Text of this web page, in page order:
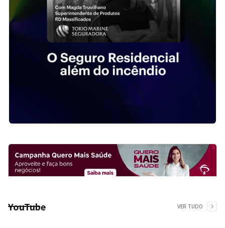
YouTube VER TUDO